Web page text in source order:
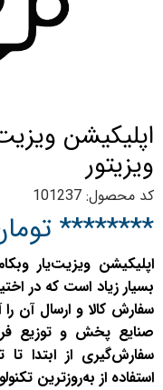
اپلیکیشن
ویزیتور
کد محصول: 101237
********
اپلیکیشن ویزیت‌یار
بسیار زیاد است که در
سفارش کالا و ارسال آن
صنایع پخش و توزیع
سفارش‌گیری از ابتدا
استفاده از به‌روزترین